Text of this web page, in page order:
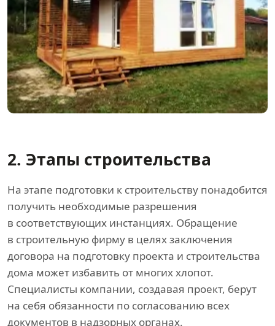
2. Этапы строительства
На этапе подготовки к строительству понадобится
получить необходимые разрешения
в соответствующих инстанциях. Обращение
в строительную фирму в целях заключения
договора на подготовку проекта и строительства
дома может избавить от многих хлопот.
Специалисты компании, создавая проект, берут
на себя обязанности по согласованию всех
документов в надзорных органах.